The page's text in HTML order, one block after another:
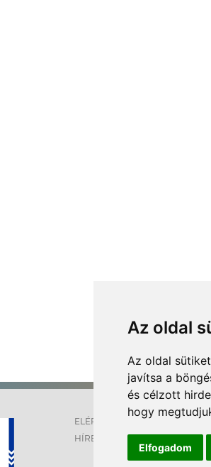
Az oldal
Az oldal
javítsa a
és célzott
hogy
Elfogadom
ELÉRHETŐSÉGEK
HÍREK